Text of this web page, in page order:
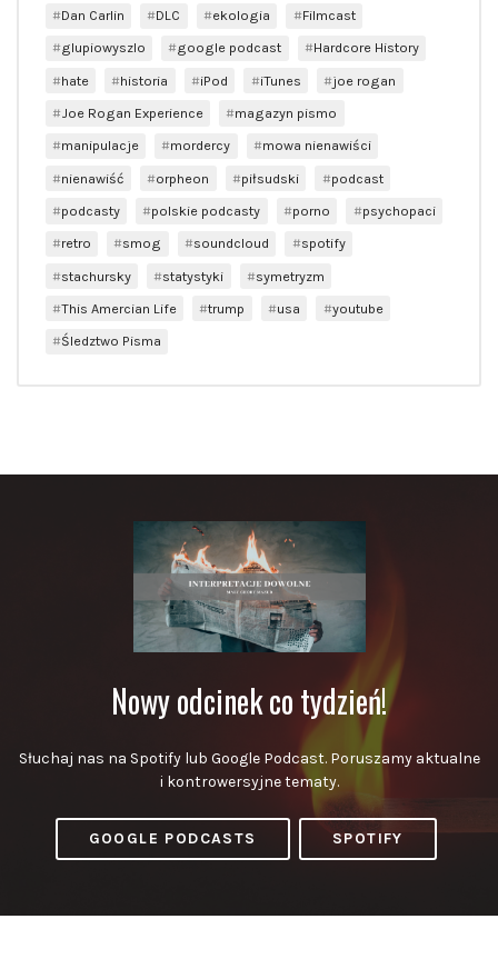
Dan Carlin
DLC ekologia
Filmcast
glupiowyszlo
google podcast
Hardcore History
hate
historia iPod iTunes
joe rogan
Joe Rogan Experience
magazyn pismo
manipulacje
mordercy
mowa nienawiści
nienawiść
orpheon piłsudski
podcast
podcasty
polskie podcasty porno
psychopaci
retro
smog soundcloud
spotify
stachursky
statystyki
symetryzm
This Amercian Life
trump usa
youtube
Śledztwo Pisma
Nowy odcinek co tydzień!
Słuchaj nas na Spotify lub Google Podcast. Poruszamy aktualne
i kontrowersyjne tematy.
GOOGLE PODCASTS SPOTIFY